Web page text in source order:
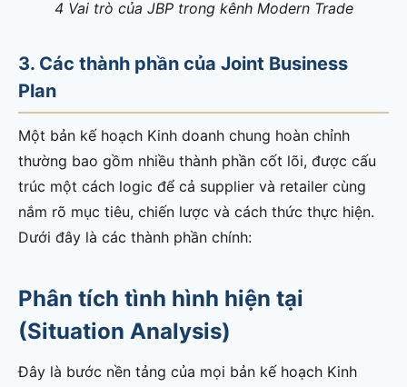
4 Vai trò của JBP trong kênh Modern Trade
3. Các thành phần của Joint Business
Plan
Một bản kế hoạch Kinh doanh chung hoàn chỉnh
thường bao gồm nhiều thành phần cốt lõi, được cấu
trúc một cách logic để cả supplier và retailer cùng
nắm rõ mục tiêu, chiến lược và cách thức thực hiện.
Dưới đây là các thành phần chính:
Phân tích tình hình hiện tại
(Situation Analysis)
Đây là bước nền tảng của mọi bản kế hoạch Kinh